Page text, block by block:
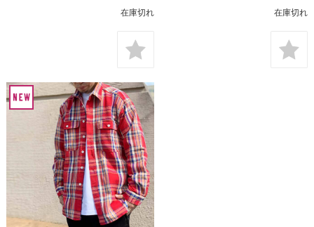
在庫切れ 在庫切れ